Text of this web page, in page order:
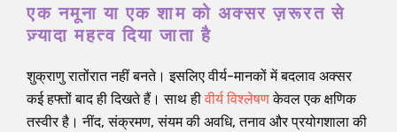
एक नमूना या एक शाम को अक्सर ज़रूरत से
ज़्यादा महत्व दिया जाता है
शुक्राणु रातोंरात नहीं बनते। इसलिए वीर्य-मानकों में बदलाव अक्सर
कई हफ्तों बाद ही दिखते हैं। साथ ही वीर्य विश्लेषणकेवल एक क्षणिक
तस्वीर है। नींद, संक्रमण, संयम की अवधि, तनाव और प्रयोगशाला की